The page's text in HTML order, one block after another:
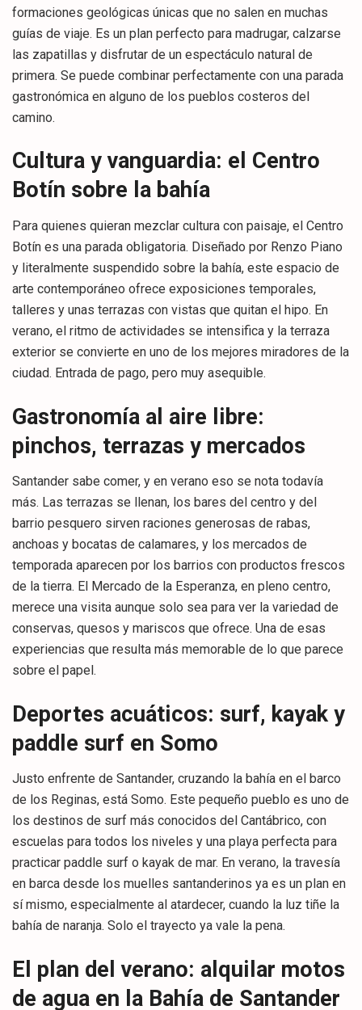
formaciones geológicas únicas que no salen en muchas
guías de viaje. Es un plan perfecto para madrugar, calzarse
las zapatillas y disfrutar de un espectáculo natural de
primera. Se puede combinar perfectamente con una parada
gastronómica en alguno de los pueblos costeros del
camino.
Cultura y vanguardia: el Centro
Botín sobre la bahía
Para quienes quieran mezclar cultura con paisaje, el Centro
Botín es una parada obligatoria. Diseñado por Renzo Piano
y literalmente suspendido sobre la bahía, este espacio de
arte contemporáneo ofrece exposiciones temporales,
talleres y unas terrazas con vistas que quitan el hipo. En
verano, el ritmo de actividades se intensifica y la terraza
exterior se convierte en uno de los mejores miradores de la
ciudad. Entrada de pago, pero muy asequible.
Gastronomía al aire libre:
pinchos, terrazas y mercados
Santander sabe comer, y en verano eso se nota todavía
más. Las terrazas se llenan, los bares del centro y del
barrio pesquero sirven raciones generosas de rabas,
anchoas y bocatas de calamares, y los mercados de
temporada aparecen por los barrios con productos frescos
de la tierra. El Mercado de la Esperanza, en pleno centro,
merece una visita aunque solo sea para ver la variedad de
conservas, quesos y mariscos que ofrece. Una de esas
experiencias que resulta más memorable de lo que parece
sobre el papel.
Deportes acuáticos: surf, kayak y
paddle surf en Somo
Justo enfrente de Santander, cruzando la bahía en el barco
de los Reginas, está Somo. Este pequeño pueblo es uno de
los destinos de surf más conocidos del Cantábrico, con
escuelas para todos los niveles y una playa perfecta para
practicar paddle surf o kayak de mar. En verano, la travesía
en barca desde los muelles santanderinos ya es un plan en
sí mismo, especialmente al atardecer, cuando la luz tiñe la
bahía de naranja. Solo el trayecto ya vale la pena.
El plan del verano: alquilar motos
de agua en la Bahía de Santander